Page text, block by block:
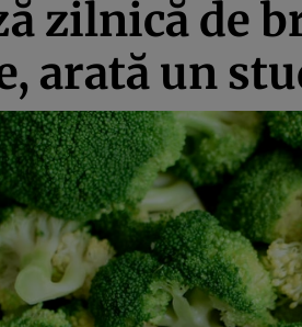
zilnică de
arată un